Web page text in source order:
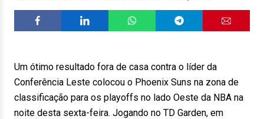
Um ótimo resultado fora de casa contra o líder da
Conferência Leste colocou o Phoenix Suns na zona de
classificação para os playoffs no lado Oeste da NBA na
noite desta sexta-feira. Jogando no TD Garden, em